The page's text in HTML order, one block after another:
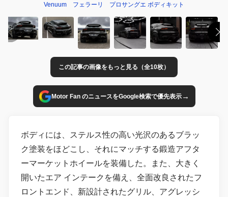
Venuum フェラーリ プロサングエ ボディキット
この記事の画像をもっと見る（全10枚）
Motor Fan のニュースをGoogle検索で優先表示→
ボディには、ステルス性の高い光沢のあるブラッ
ク塗装をほどこし、それにマッチする鍛造アフタ
ーマーケットホイールを装備した。また、大きく
開いたエア インテークを備え、全面改良されたフ
ロントエンド、新設計されたグリル、アグレッシ